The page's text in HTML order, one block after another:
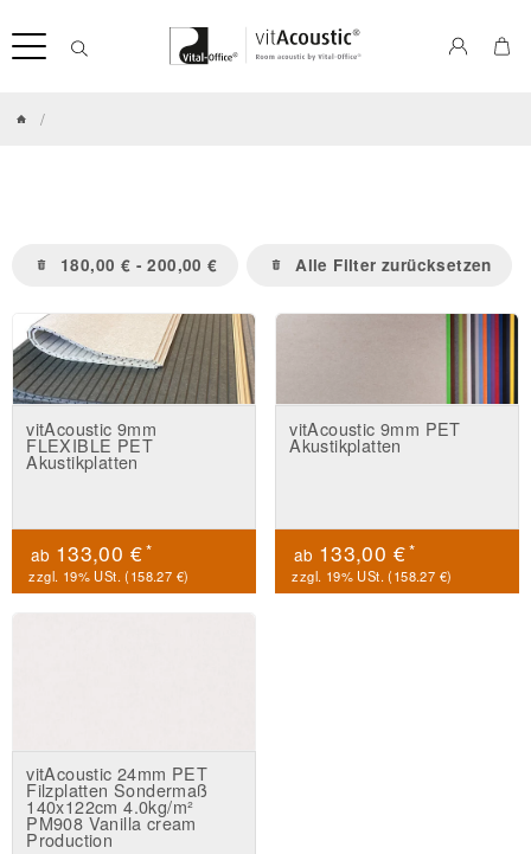
/
180,00 € - 200,00 € Alle Filter zurücksetzen
vitAcoustic 9mm
FLEXIBLE PET
Akustikplatten
ab 133,00 €*
zzgl. 19% USt. (158.27 €)
vitAcoustic 9mm PET
Akustikplatten
ab 133,00 €*
zzgl. 19% USt. (158.27 €)
vitAcoustic 24mm PET
Filzplatten Sondermaß
140x122cm 4.0kg/m²
PM908 Vanilla cream
Production